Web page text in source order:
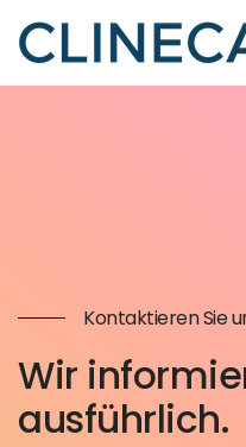
Kontaktieren Sie
Wir
ausführlich.